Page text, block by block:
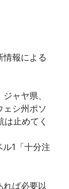
情報による
ャヤ県、
ェシ州ポソ
止めてく
1「十分注
れば必要以